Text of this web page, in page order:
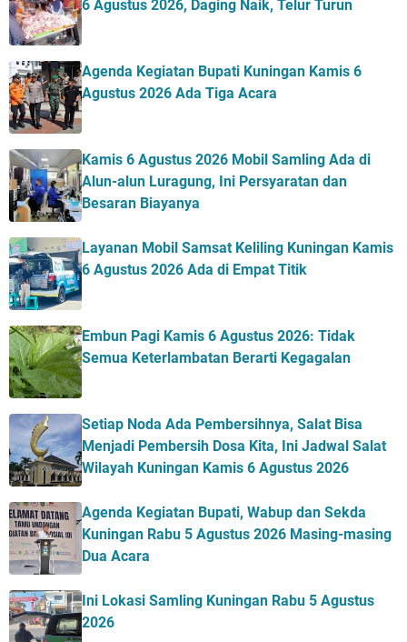
6 Agustus 2026, Daging Naik, Telur Turun
Agenda Kegiatan Bupati Kuningan Kamis 6
Agustus 2026 Ada Tiga Acara
Kamis 6 Agustus 2026 Mobil Samling Ada di
Alun-alun Luragung, Ini Persyaratan dan
Besaran Biayanya
Layanan Mobil Samsat Keliling Kuningan Kamis
6 Agustus 2026 Ada di Empat Titik
Embun Pagi Kamis 6 Agustus 2026: Tidak
Semua Keterlambatan Berarti Kegagalan
Setiap Noda Ada Pembersihnya, Salat Bisa
Menjadi Pembersih Dosa Kita, Ini Jadwal Salat
Wilayah Kuningan Kamis 6 Agustus 2026
Agenda Kegiatan Bupati, Wabup dan Sekda
Kuningan Rabu 5 Agustus 2026 Masing-masing
Dua Acara
Ini Lokasi Samling Kuningan Rabu 5 Agustus
2026